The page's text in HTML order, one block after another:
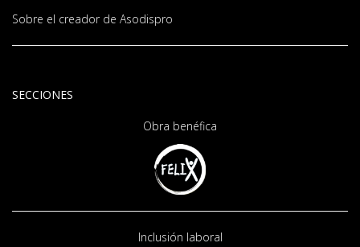
Sobre el creador de Asodispro
SECCIONES
Obra benéfica
Inclusión laboral